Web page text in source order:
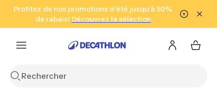
Aller à la recherche Aller au contenu Aller au pied de
Profitez de nos promotions d'été jusqu'à 50%
de rabais! Découvrez la sélection
Cliquez ici
en seulement 2 h!
(Zones sélectionnées)